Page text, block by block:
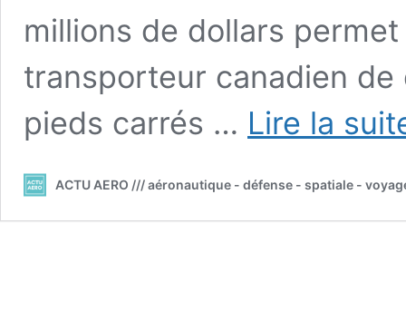
millions de dollars
transporteur canadien
pieds carrés … Lire la
ACTU AERO /// aéronautique - défense - spatiale -